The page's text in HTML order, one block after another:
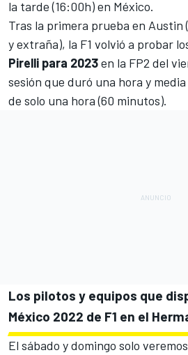
la tarde (16:00h) en México.
Tras la primera prueba en
y extraña), la F1 volvió a probar
Pirelli para 2023en la FP2 del
sesión que duró una hora y
de solo una hora (60 minutos).
Los pilotos y equipos que
México 2022 de F1 en el
El sábado y domingo solo